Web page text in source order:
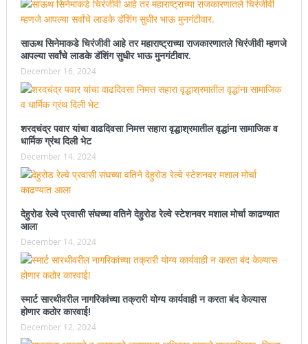
साऊथ सिनेमाकडे चिरंजीवी आहे तर महाराष्ट्राच्या राजकारणातले चिरंजीवी म्हणजे
आपल्या सर्वांचे लाडके डॅशिंग सुधीर भाऊ मुनगंटीवार.
December 16, 2024
शरदचंद्र पवार यांचा वाढदिवसा निमत्त सहारा वृद्धाश्रमातील वृद्धांना सामाजिक व
धार्मिक ग्रंथ दिली भेट
December 14, 2024
देहुरोड रेल्वे प्रवासी संघच्या वतिने देहुरोड रेल्वे स्टेशनवर मशाल मोर्चा काढण्यात
आला
December 14, 2024
स्मार्ट सारथीवरील नागरिकांच्या तक्रारी योग्य कार्यवाही न करता बंद केल्यास
होणार कठोर कारवाई!
December 12, 2024